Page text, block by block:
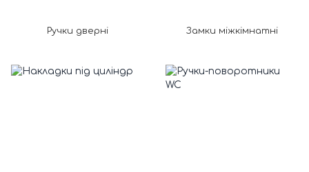
Ручки дверні Замки міжкімнатні